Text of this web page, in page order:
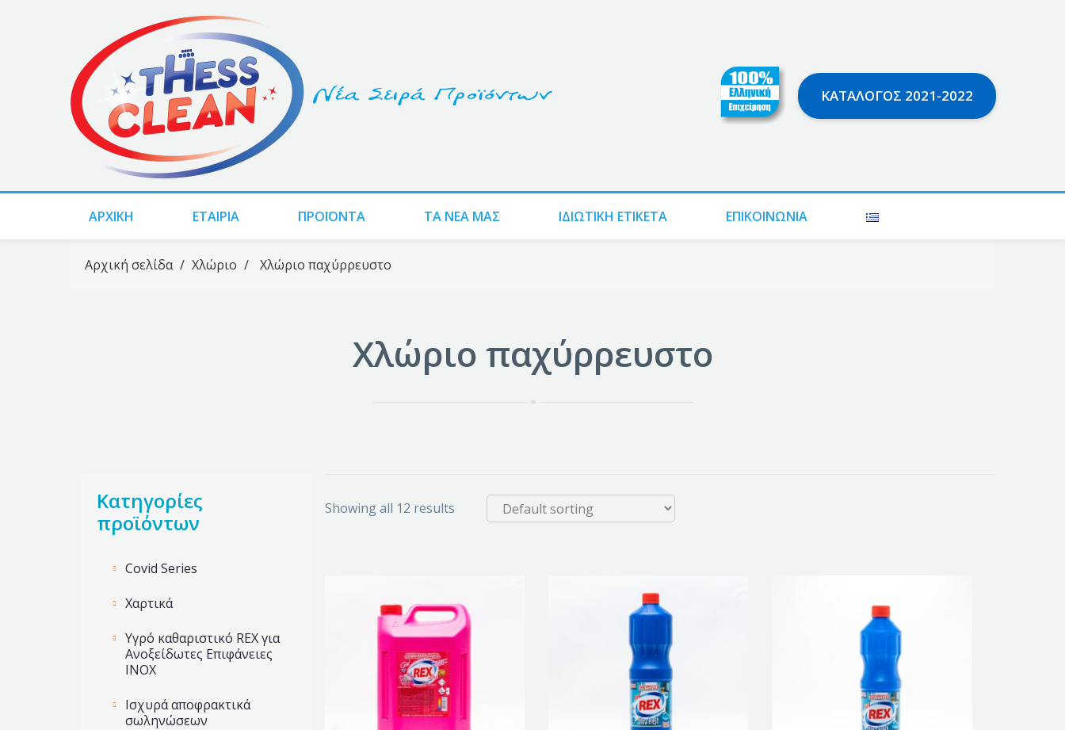
ΚΑΤΆΛΟΓΟΣ 2021-2022
ΑΡΧΙΚΗ ΕΤΑΙΡΙΑ ΠΡΟΪΌΝΤΑ ΤΑ ΝΈΑ ΜΑΣ ΙΔΙΩΤΙΚΗ ΕΤΙΚΕΤΑ ΕΠΙΚΟΙΝΩΝΊΑ
Αρχική σελίδα / Χλώριο / Χλώριο παχύρρευστο
Χλώριο παχύρρευστο
Κατηγορίες
προϊόντων
Covid Series
Χαρτικά
Υγρό καθαριστικό REX για
Ανοξείδωτες Επιφάνειες
INOX
Ισχυρά αποφρακτικά
σωληνώσεων
Showing all 12 results